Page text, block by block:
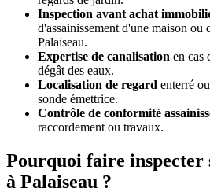
Inspection avant achat
d'assainissement d'une maison ou
Palaiseau.
Expertise de canalisation en cas
dégât des eaux.
Localisation de regard enterré
sonde émettrice.
Contrôle de conformité
raccordement ou travaux.
Pourquoi faire inspecter
à Palaiseau ?